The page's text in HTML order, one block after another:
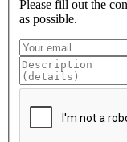
Please fill out the
as possible.